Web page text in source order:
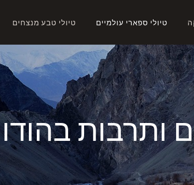
טיולי ספארי עולמיים טיולי טבע מנצחים
ותרבות